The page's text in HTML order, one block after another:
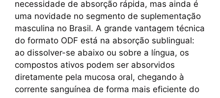
necessidade de absorção rápida, mas ainda é
uma novidade no segmento de suplementação
masculina no Brasil. A grande vantagem técnica
do formato ODF está na absorção sublingual:
ao dissolver-se abaixo ou sobre a língua, os
compostos ativos podem ser absorvidos
diretamente pela mucosa oral, chegando à
corrente sanguínea de forma mais eficiente do